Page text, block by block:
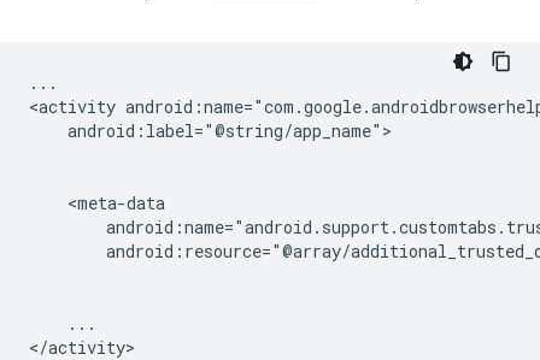
...
<activity
android:label="@string/app_name">
android:resource="@array/
...
</activity>